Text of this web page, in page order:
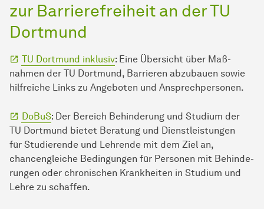
zur Barrierefreiheit an der TU
Dort­mund
TU Dort­mund inklusiv: Eine Übersicht über Maß­
nahmen der TU Dort­mund, Barrieren abzubauen sowie
hilfreiche Links zu An­ge­boten und Ansprechpersonen.
DoBuS: Der Bereich Be­hin­derung und Studium der
TU Dort­mund bietet Beratung und Dienstleistungen
für Stu­die­ren­de und Lehrende mit dem Ziel an,
chancengleiche Bedingungen für Personen mit Be­hin­de­
run­gen oder chronischen Krankheiten in Studium und
Lehre zu schaffen.